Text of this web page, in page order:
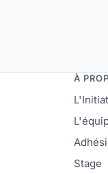
À
Stage